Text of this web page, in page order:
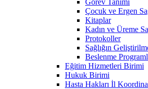
Çocuk ve Ergen
Kitaplar
Kadın ve Üreme
Protokoller
Sağlığın
Beslenme
Eğitim Hizmetleri Birimi
Hukuk Birimi
Hasta Hakları İl